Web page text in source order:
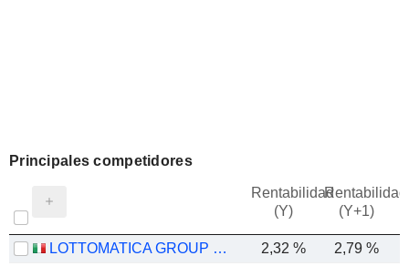
Principales competidores
Rentabilidad
(Y)
Rentabilidad
(Y+1)
LOTTOMATICA GROUP S.P.A. 2,32 % 2,79 %